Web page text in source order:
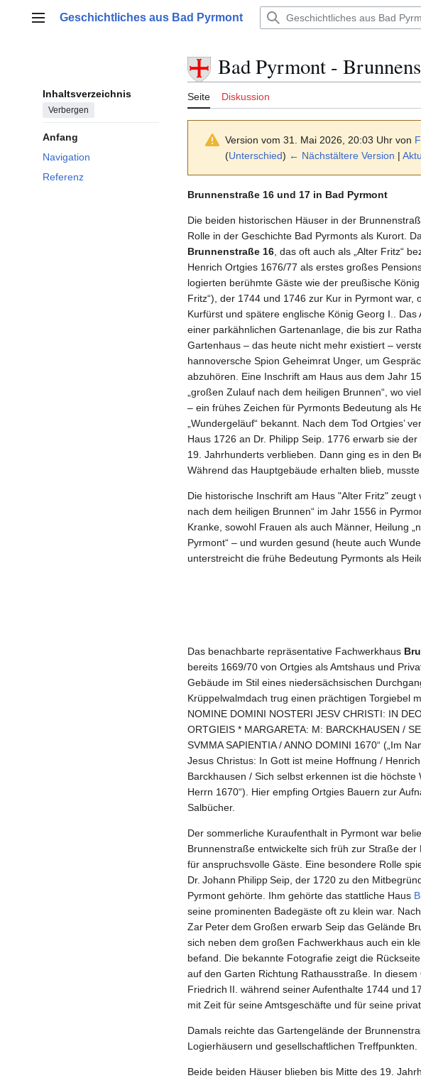
Hauptmenü
Geschichtliches aus Bad Pyrmont
Inhaltsverzeichnis
Verbergen
Anfang
Navigation
Referenz
Bad Pyrmont -
Seite Diskussion
Version vom 31. Mai 2026, 20:03 Uhr von
(Unterschied) ← Nächstältere Version |
Brunnenstraße 16 und 17 in Bad Pyrmont
Die beiden historischen Häuser in der
Rolle in der Geschichte Bad Pyrmonts als Kurort.
Brunnenstraße 16 , das oft auch als „Alter Fritz“
Henrich Ortgies 1676/77 als erstes großes
logierten berühmte Gäste wie der preußische
Fritz“), der 1744 und 1746 zur Kur in Pyrmont war,
Kurfürst und spätere englische König Georg I.. Das
einer parkähnlichen Gartenanlage, die bis zur
Gartenhaus – das heute nicht mehr existiert –
hannoversche Spion Geheimrat Unger, um
abzuhören. Eine Inschrift am Haus aus dem Jahr
„großen Zulauf nach dem heiligen Brunnen“, wo
– ein frühes Zeichen für Pyrmonts Bedeutung als
„Wundergeläuf“ bekannt. Nach dem Tod Ortgies’
Haus 1726 an Dr. Philipp Seip. 1776 erwarb sie
19. Jahr­hunderts verblieben. Dann ging es in den
Während das Hauptgebäude erhalten blieb,
Die historische Inschrift am Haus "Alter Fritz" zeugt
nach dem heiligen Brunnen“ im Jahr 1556 in
Kranke, sowohl Frauen als auch Männer, Heilung
Pyrmont“ – und wurden gesund (heute auch
unterstreicht die frühe Bedeutung Pyrmonts als
Das benachbarte repräsentative Fachwerkhaus
bereits 1669/70 von Ortgies als Amtshaus und
Gebäude im Stil eines niedersächsischen
Krüppelwalmdach trug einen prächtigen Torgiebel
NOMINE DOMINI NOSTERI JESV CHRISTI: IN
ORTGIEIS * MARGARETA: M: BARCKHAUSEN /
SVMMA SAPIENTIA / ANNO DOMINI 1670“ („Im
Jesus Christus: In Gott ist meine Hoffnung /
Barckhausen / Sich selbst erkennen ist die höchste
Herrn 1670“). Hier empfing Ortgies Bauern zur
Salbücher.
Der sommerliche Kuraufenthalt in Pyrmont war
Brunnenstraße entwickelte sich früh zur Straße der
für anspruchsvolle Gäste. Eine besondere Rolle
Dr. Johann Philipp Seip, der 1720 zu den
Pyrmont gehörte. Ihm gehörte das stattliche Haus
seine prominenten Badegäste oft zu klein war.
Zar Peter dem Großen erwarb Seip das Gelände
sich neben dem großen Fachwerkhaus auch ein
befand. Die bekannte Fotografie zeigt die
auf den Garten Richtung Rathausstraße. In
Friedrich II. während seiner Aufenthalte 1744 und
mit Zeit für seine Amtsgeschäfte und für seine
Damals reichte das Gartengelände der
Logierhäusern und gesellschaftlichen Treffpunkten.
Beide beiden Häuser blieben bis Mitte des 19.